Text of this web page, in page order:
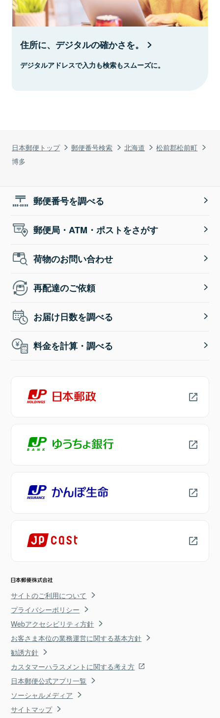
日本郵便トップ 郵便番号検索 北海道
松前郡松前町
博多
住所に、デジタルの確かさを。
デジタルアドレスで入力も検索もスムーズに。
郵便番号を調べる
郵便局・ATM・ポストをさがす
荷物のお問い合わせ
再配達のご依頼
お届け日数を調べる
料金を計算・調べる
サイトのご利用について
プライバシーポリシー
Webアクセシビリティ方針
お客さま本位の業務運営に関する基本方針
勧誘方針
カスタマーハラスメントに関する考え方
日本郵便公式アプリ一覧
ソーシャルメディア
サイトマップ